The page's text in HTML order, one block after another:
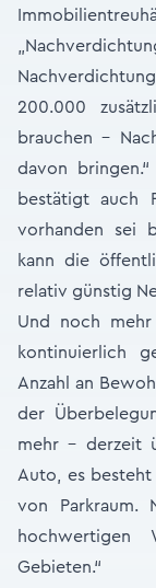
200.000
brauchen –
davon
bestätigt auch
vorhanden sei
kann die
relativ günstig
Und noch
kontinuierlich
Anzahl an
der
mehr – derzeit
Auto, es
von Parkraum.
hochwertigen
Gebieten.“